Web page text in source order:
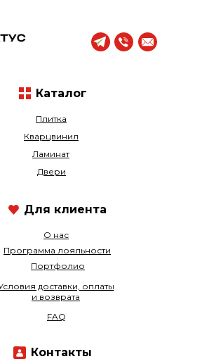
Плитка
Кварцвинил
О нас
Ламинат
Программа лояльности
Двери
Портфолио
доставки, оплаты
и возврата
FAQ
Каталог
Контакты
Для клиента